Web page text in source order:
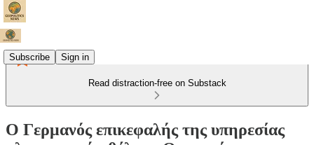
Subscribe Sign in
Read distraction-free on Substack
Ο Γερμανός επικεφαλής της υπηρεσίας